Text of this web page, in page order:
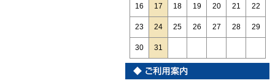
16 17 18 19 20 21 22
23 24 25 26 27 28 29
30 31